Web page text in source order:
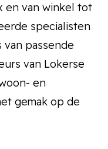
en van winkel tot
specialisten
passende
van Lokerse
en
gemak op de